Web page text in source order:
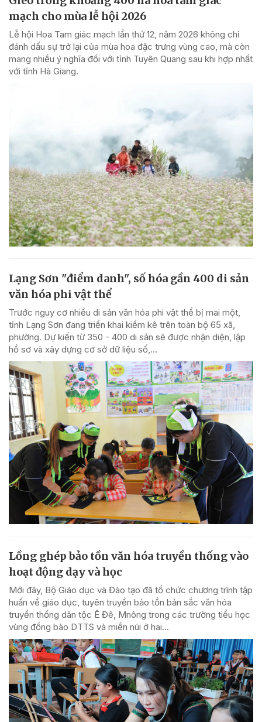
mạch cho mùa lễ hội 2026
Lễ hội Hoa Tam giác mạch lần thứ 12, năm 2026 không chỉ
đánh dấu sự trở lại của mùa hoa đặc trưng vùng cao, mà còn
mang nhiều ý nghĩa đối với tỉnh Tuyên Quang sau khi hợp nhất
với tỉnh Hà Giang.
Lạng Sơn "điểm danh", số hóa gần 400 di sản
văn hóa phi vật thể
Trước nguy cơ nhiều di sản văn hóa phi vật thể bị mai một,
tỉnh Lạng Sơn đang triển khai kiểm kê trên toàn bộ 65 xã,
phường. Dự kiến từ 350 - 400 di sản sẽ được nhận diện, lập
hồ sơ và xây dựng cơ sở dữ liệu số,...
Lồng ghép bảo tồn văn hóa truyền thống vào
hoạt động dạy và học
Mới đây, Bộ Giáo dục và Đào tạo đã tổ chức chương trình tập
huấn về giáo dục, tuyên truyền bảo tồn bản sắc văn hóa
truyền thống dân tộc Ê Đê, Mnông trong các trường tiểu học
vùng đồng bào DTTS và miền núi ở hai...